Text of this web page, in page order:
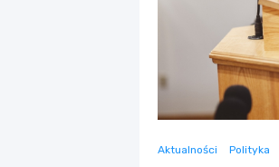
Aktualności Polityka